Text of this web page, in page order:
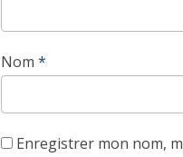
Nom *
Enregistrer mon nom,